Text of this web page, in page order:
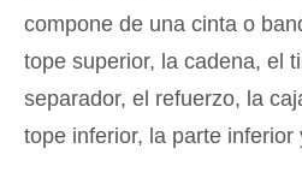
compone de una cinta o
tope superior, la cadena, el
separador, el refuerzo, la
tope inferior, la parte inferior